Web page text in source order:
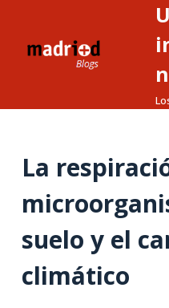
La
suelo y el
climático